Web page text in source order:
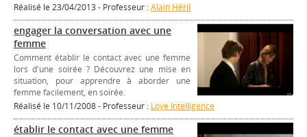
Réalisé le 23/04/2013 - Professeur :Alain Héril
engager la conversation avec une
femme
Comment établir le contact avec une femme
lors d'une soirée ? Découvrez une mise en
situation, pour apprendre à aborder une
femme facilement, en soirée.
Réalisé le 10/11/2008 - Professeur : Love Intelligence
établir le contact avec une femme